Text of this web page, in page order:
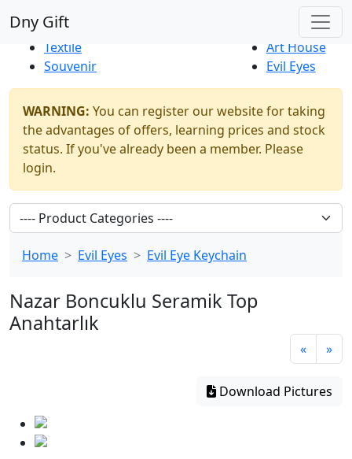
Dny Gift
New Products
Thrift Shop
Textile
Souvenir
Art House
Evil Eyes
WARNING: You can register our website for taking
the advantages of offers, learning prices and stock
status. If you've already been a member. Please
login.
Home Evil Eyes Evil Eye Keychain
Nazar Boncuklu Seramik Top
Anahtarlık
« »
Download Pictures